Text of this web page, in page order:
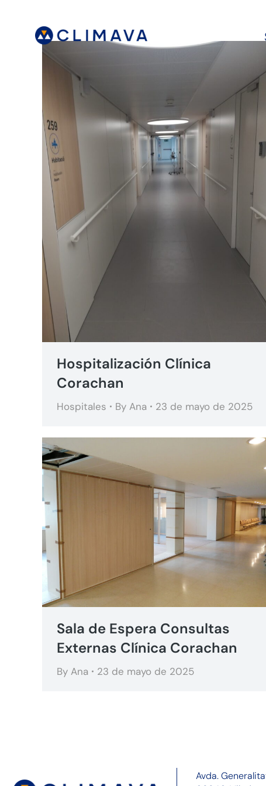
Hospitalización Clínica
Corachan
Hospitales By Ana 23 de mayo de 2025
Sala de Espera Consultas
Externas Clínica Corachan
By Ana 23 de mayo de 2025
Avda.